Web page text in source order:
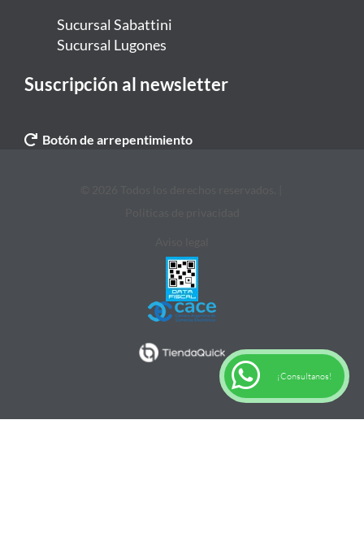
Sucursal Sabattini
Sucursal Lugones
Suscripción al newsletter
Botón de arrepentimiento
¡Consultanos!